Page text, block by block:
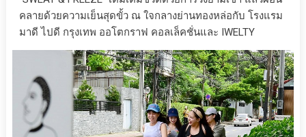
คลายด้วยความเย็นสุดขั้ว ณ ใจกลางย่านทองหล่อกับ โรงแรม
มาดี ไปดี กรุงเทพ ออโตกราฟ คอลเล็คชั่นและ IWELTY